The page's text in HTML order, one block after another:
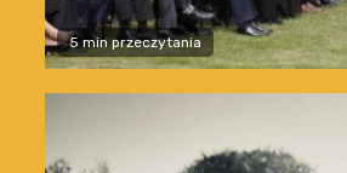
5 min przeczytania